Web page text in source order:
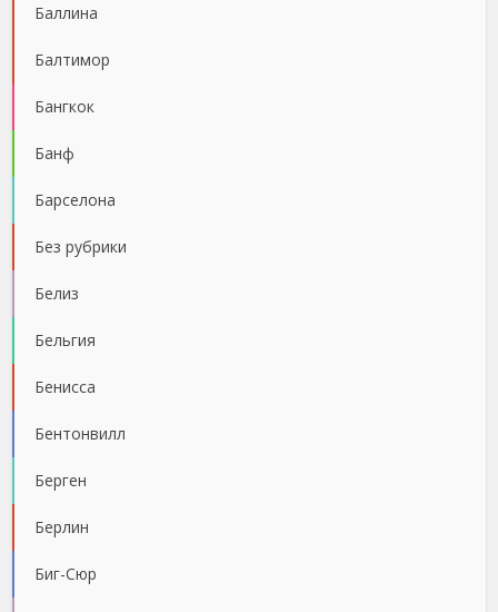
Баллина
Балтимор
Бангкок
Банф
Барселона
Без рубрики
Белиз
Бельгия
Бенисса
Бентонвилл
Берген
Берлин
Биг-Сюр